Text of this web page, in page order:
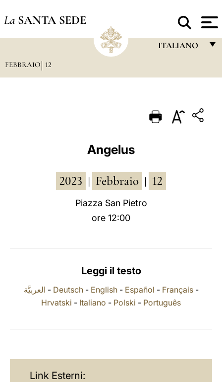
La SANTA SEDE
ITALIANO
PORTUGUÊS
POLSKI
FEBBRAIO 12
Angelus
2023 Febbraio 12
Piazza San Pietro
ore 12:00
Leggi il testo
العربيَّة - Deutsch- English- Español - Français-
Hrvatski - Italiano - Polski - Português
Link Esterni: